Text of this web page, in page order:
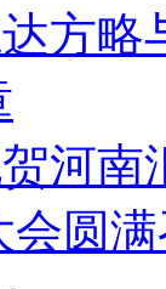
方略
河南
会圆